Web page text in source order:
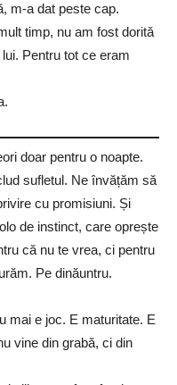
m-a dat peste cap.
timp, nu am fost dorită
Pentru tot ce eram
doar pentru o noapte.
sufletul. Ne învățăm să
cu promisiuni. Și
de instinct, care oprește
că nu te vrea, ci pentru
Pe dinăuntru.
mai e joc. E maturitate. E
vine din grabă, ci din